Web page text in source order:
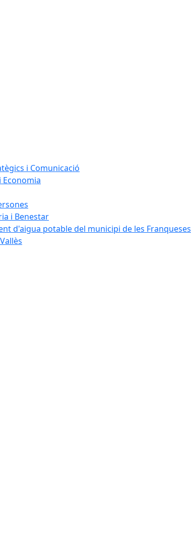
i Comunicació
i Benestar
d'aigua potable del municipi de les Franqueses